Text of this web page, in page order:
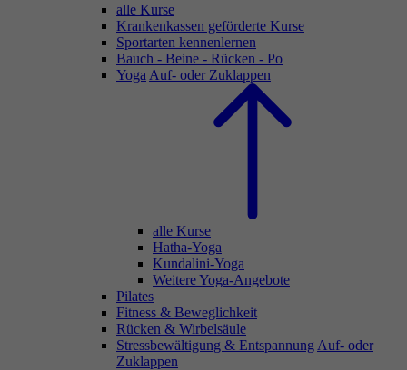
alle Kurse
Krankenkassen geförderte Kurse
Sportarten kennenlernen
Bauch - Beine - Rücken - Po
Yoga Auf- oder Zuklappen
alle Kurse
Hatha-Yoga
Kundalini-Yoga
Weitere Yoga-Angebote
Pilates
Fitness & Beweglichkeit
Rücken & Wirbelsäule
Stressbewältigung & Entspannung Auf- oder
Zuklappen